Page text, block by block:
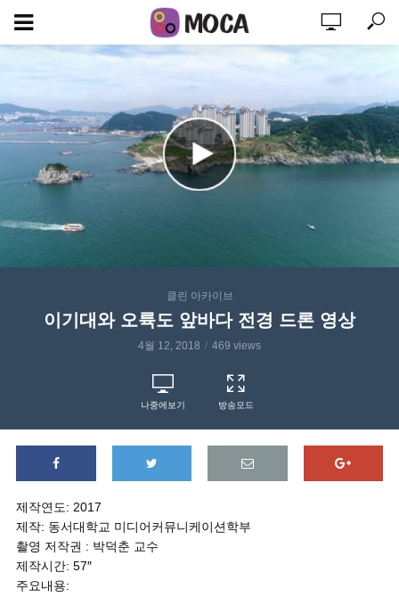
클린 아카이브
이기대와 오륙도 앞바다 전경 드론 영상
4월 12, 2018 469 views
나중에보기 방송모드
제작연도: 2017
제작: 동서대학교 미디어커뮤니케이션학부
촬영 저작권 : 박덕춘 교수
제작시간: 57″
주요내용: